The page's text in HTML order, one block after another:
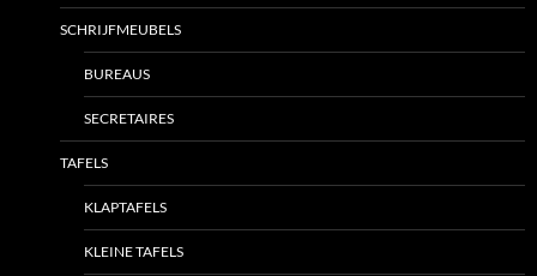
SCHRIJFMEUBELS
BUREAUS
SECRETAIRES
TAFELS
KLAPTAFELS
KLEINE TAFELS